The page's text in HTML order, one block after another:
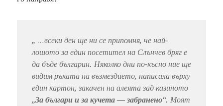
„ …всеки ден ще ни се припомня, че най-
лошото за един посетител на Слънчев бряг е
да бъде българин. Няколко дни по-късно ние ще
видим ръката на възмездието, написала върху
един картон, закачен на алеята зад казиното
„За българи и за кучета — забранено“. Моят